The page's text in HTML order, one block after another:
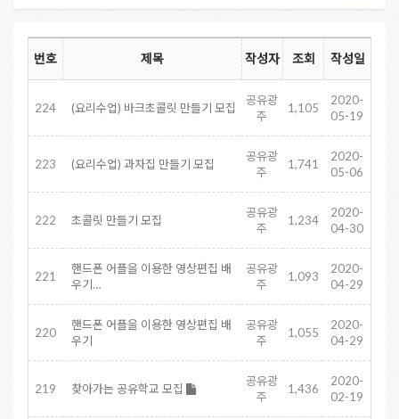
번호 제목 작성자 조회 작성일
224 (요리수업) 바크초콜릿 만들기 모집
공유광
주
1,105
2020-
05-19
223 (요리수업) 과자집 만들기 모집
공유광
주
1,741
2020-
05-06
222 초콜릿 만들기 모집
공유광
주
1,234
2020-
04-30
221
핸드폰 어플을 이용한 영상편집 배
우기…
공유광
주
1,093
2020-
04-29
220
핸드폰 어플을 이용한 영상편집 배
우기
공유광
주
1,055
2020-
04-29
219 찾아가는 공유학교 모집
공유광
주
1,436
2020-
02-19